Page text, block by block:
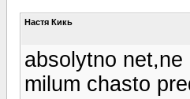
Настя Кикь
absolytno
milum chasto